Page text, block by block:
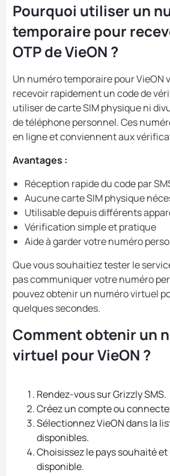
Pourquoi utiliser un
temporaire pour
OTP de VieON ?
Un numéro temporaire pour VieON
recevoir rapidement un code de
utiliser de carte SIM physique ni
de téléphone personnel. Ces
en ligne et conviennent aux
Avantages :
Réception rapide du code par
Aucune carte SIM physique
Utilisable depuis différents
Vérification simple et pratique
Aide à garder votre numéro
Que vous souhaitiez tester le
pas communiquer votre numéro
pouvez obtenir un numéro virtuel
quelques secondes.
Comment obtenir un
virtuel pour VieON ?
Rendez-vous sur Grizzly SMS.
Créez un compte ou
Sélectionnez VieON dans la
disponibles.
Choisissez le pays souhaité
disponible.